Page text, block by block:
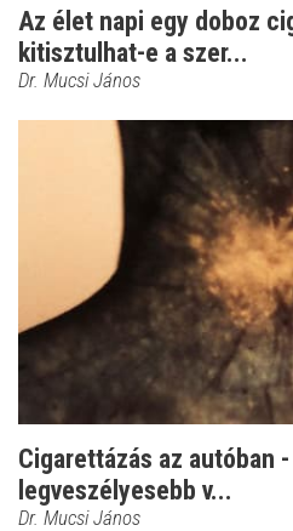
Az élet napi egy doboz
kitisztulhat-e a szer...
Dr. Mucsi János
Cigarettázás az autóban
legveszélyesebb v...
Dr. Mucsi János